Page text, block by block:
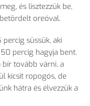
és lisztezzük be,
oreóval.
süssük, aki
percig hagyja bent.
tovább várni, a
kicsit ropogós, de
hátra és élvezzük a